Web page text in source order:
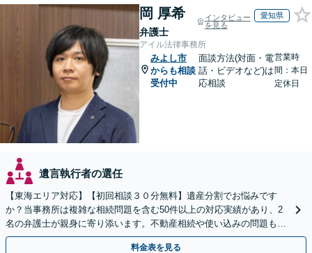
岡 厚希
弁護士
インタビュー
を見る
愛知県
アイル法律事務所
みよし市
からも相談
受付中
面談方法(対面・電
話・ビデオなど)は
応相談
営業時
間：本日
定休日
遺言執行者の選任
【東海エリア対応】【初回相談３０分無料】遺産分割でお悩みです
か？当事務所は複雑な相続問題を含む50件以上の対応実績があり、2
名の弁護士が親身に寄り添います。不動産相続や使い込みの問題も分
かりやすく解説。WEB相談可能。LINE予約受付中
料金表を見る